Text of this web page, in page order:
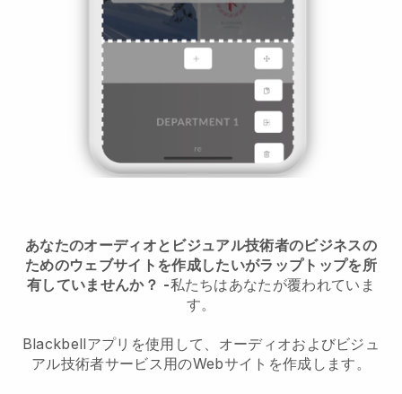
あなたのオーディオとビジュアル技術者のビジネスの
ためのウェブサイトを作成したいがラップトップを所
有していませんか？ -私たちはあなたが覆われていま
す。
Blackbellアプリを使用して、オーディオおよびビジュ
アル技術者サービス用のWebサイトを作成します。